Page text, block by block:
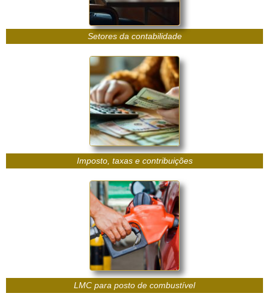
Setores da contabilidade
Imposto, taxas e contribuições
LMC para posto de combustível